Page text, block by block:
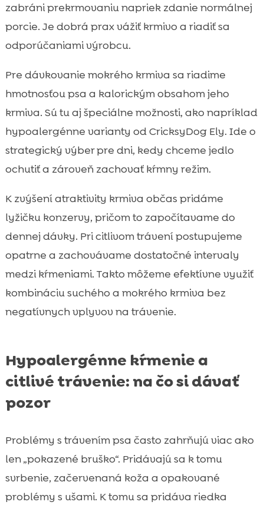
zabráni prekrmovaniu napriek zdanie normálnej
porcie. Je dobrá prax vážiť krmivo a riadiť sa
odporúčaniami výrobcu.
Pre dávkovanie mokrého krmiva sa riadime
hmotnosťou psa a kalorickým obsahom jeho
krmiva. Sú tu aj špeciálne možnosti, ako napríklad
hypoalergénne varianty od CricksyDog Ely. Ide o
strategický výber pre dni, kedy chceme jedlo
ochutiť a zároveň zachovať kŕmny režim.
K zvýšení atraktivity krmiva občas pridáme
lyžičku konzervy, pričom to započítavame do
dennej dávky. Pri citlivom trávení postupujeme
opatrne a zachovávame dostatočné intervaly
medzi kŕmeniami. Takto môžeme efektívne využiť
kombináciu suchého a mokrého krmiva bez
negatívnych vplyvov na trávenie.
Hypoalergénne kŕmenie a
citlivé trávenie: na čo si dávať
pozor
Problémy s trávením psa často zahrňujú viac ako
len „pokazené bruško“. Pridávajú sa k tomu
svrbenie, začervenaná koža a opakované
problémy s ušami. K tomu sa pridáva riedka